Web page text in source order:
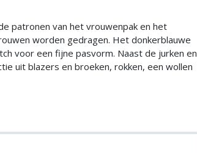
patronen van het vrouwenpak en het
worden gedragen. Het donkerblauwe
voor een fijne pasvorm. Naast de jurken en
uit blazers en broeken, rokken, een wollen